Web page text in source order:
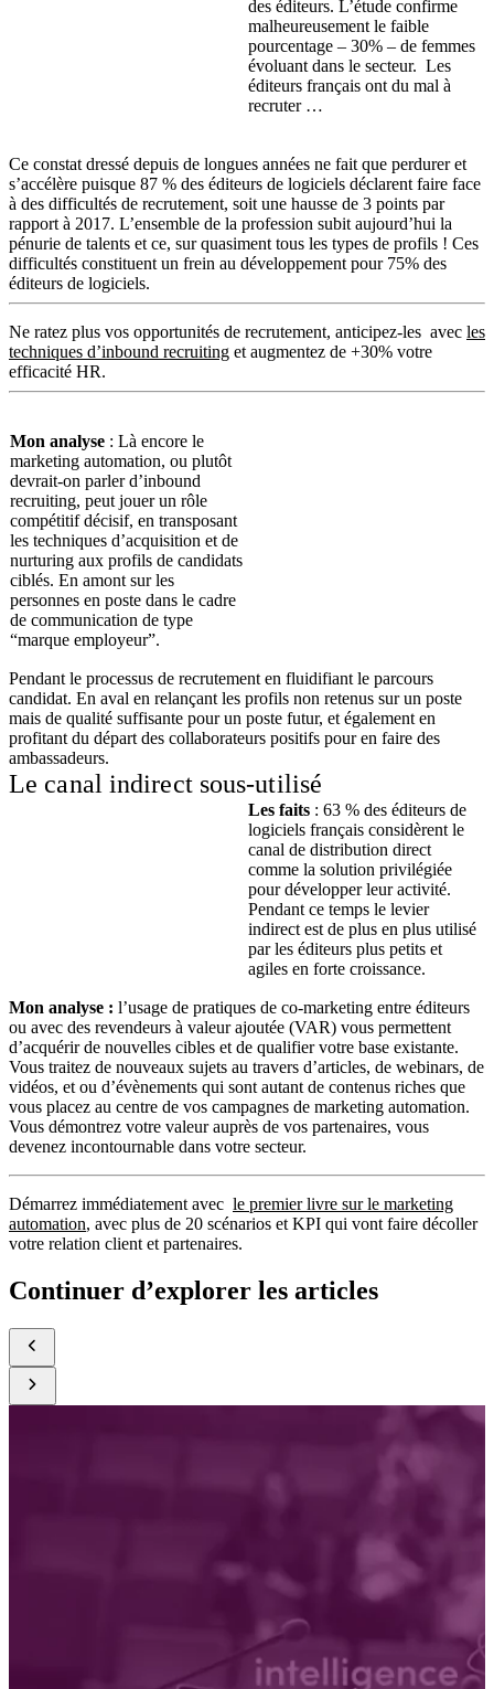
des éditeurs. L’étude confirme
malheureusement le faible
pourcentage – 30% – de femmes
évoluant dans le secteur. Les
éditeurs français ont du mal à
recruter …
Ce constat dressé depuis de longues années ne fait que perdurer et
s’accélère puisque 87 % des éditeurs de logiciels déclarent faire face
à des difficultés de recrutement, soit une hausse de 3 points par
rapport à 2017. L’ensemble de la profession subit aujourd’hui la
pénurie de talents et ce, sur quasiment tous les types de profils ! Ces
difficultés constituent un frein au développement pour 75% des
éditeurs de logiciels.
Ne ratez plus vos opportunités de recrutement, anticipez-les avec les
techniques d’inbound recruiting et augmentez de +30% votre
efficacité HR.
Mon analyse : Là encore le
marketing automation, ou plutôt
devrait-on parler d’inbound
recruiting, peut jouer un rôle
compétitif décisif, en transposant
les techniques d’acquisition et de
nurturing aux profils de candidats
ciblés. En amont sur les
personnes en poste dans le cadre
de communication de type
“marque employeur”.
Pendant le processus de recrutement en fluidifiant le parcours
candidat. En aval en relançant les profils non retenus sur un poste
mais de qualité suffisante pour un poste futur, et également en
profitant du départ des collaborateurs positifs pour en faire des
ambassadeurs.
Le canal indirect sous-utilisé
Les faits : 63 % des éditeurs de
logiciels français considèrent le
canal de distribution direct
comme la solution privilégiée
pour développer leur activité.
Pendant ce temps le levier
indirect est de plus en plus utilisé
par les éditeurs plus petits et
agiles en forte croissance.
Mon analyse : l’usage de pratiques de co-marketing entre éditeurs
ou avec des revendeurs à valeur ajoutée (VAR) vous permettent
d’acquérir de nouvelles cibles et de qualifier votre base existante.
Vous traitez de nouveaux sujets au travers d’articles, de webinars, de
vidéos, et ou d’évènements qui sont autant de contenus riches que
vous placez au centre de vos campagnes de marketing automation.
Vous démontrez votre valeur auprès de vos partenaires, vous
devenez incontournable dans votre secteur.
Démarrez immédiatement avec le premier livre sur le marketing
automation, avec plus de 20 scénarios et KPI qui vont faire décoller
votre relation client et partenaires.
Continuer d’explorer les articles